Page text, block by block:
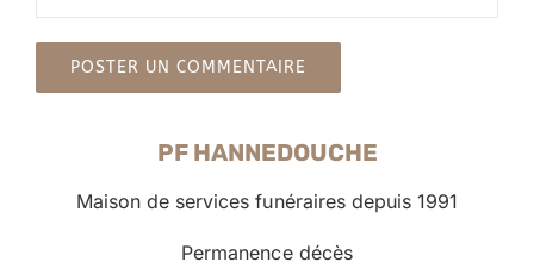
PF HANNEDOUCHE
Maison de services funéraires depuis 1991
Permanence décès